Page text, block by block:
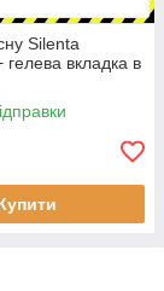
Silenta
вкладка в